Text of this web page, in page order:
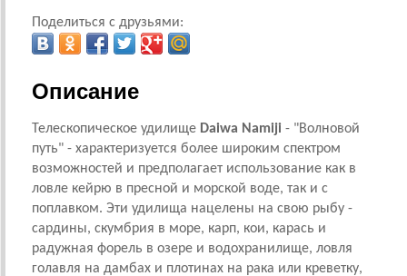
Поделиться с друзьями:
Описание
Телескопическое удилище Daiwa Namiji - "Волновой
путь" - характеризуется более широким спектром
возможностей и предполагает использование как в
ловле кейрю в пресной и морской воде, так и с
поплавком. Эти удилища нацелены на свою рыбу -
сардины, скумбрия в море, карп, кои, карась и
радужная форель в озере и водохранилище, ловля
голавля на дамбах и плотинах на рака или креветку,